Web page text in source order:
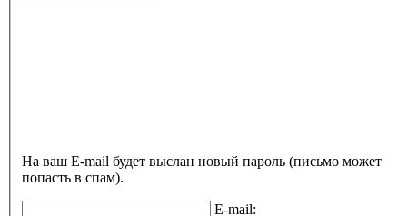
На ваш E-mail будет выслан новый пароль (письмо может
попасть в спам).
E-mail: